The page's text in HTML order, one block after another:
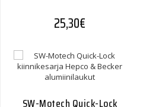
25,30€
SW-Motech Quick-Lock